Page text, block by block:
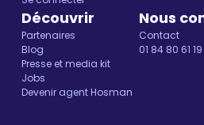
Découvrir
Partenaires
Blog
Presse et media kit
Jobs
Devenir agent Hosman
Nous
Contact
01 84 80 61 19